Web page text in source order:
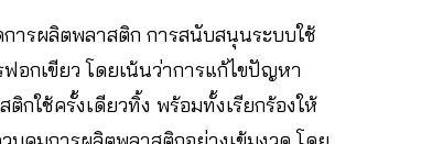
ารผลิตพลาสติก การสนับสนุนระบบใช้
อกเขียว โดยเน้นว่าการแก้ไขปัญหา
กใช้ครั้งเดียวทิ้ง พร้อมทั้งเรียกร้องให้